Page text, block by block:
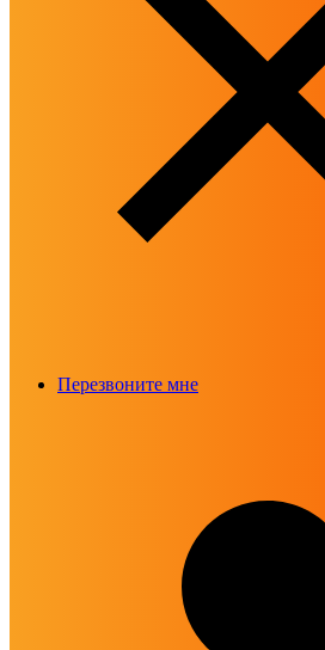
Перезвоните мне